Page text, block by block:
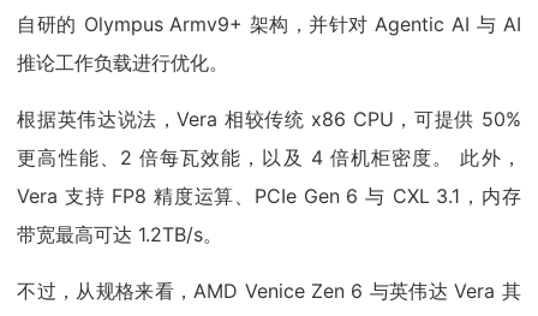
自研的 Olympus Armv9+ 架构，并针对 Agentic AI 与 AI
推论工作负载进行优化。
根据英伟达说法，Vera 相较传统 x86 CPU，可提供 50%
更高性能、2 倍每瓦效能，以及 4 倍机柜密度。 此外，
Vera 支持 FP8 精度运算、PCIe Gen 6 与 CXL 3.1，内存
带宽最高可达 1.2TB/s。
不过，从规格来看，AMD Venice Zen 6 与英伟达 Vera 其